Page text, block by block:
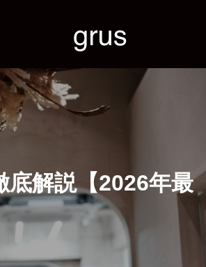
解説【2026年最